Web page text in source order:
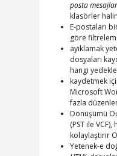
posta
klasörler
E-postaları
göre
ayıklamak
dosyaları
hangi
kaydetmek
Microsoft
fazla
Dönüşümü
(PST ile VCF),
kolaylaştırır
Yetenek-e